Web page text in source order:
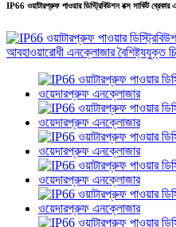
IP66 ওয়াটারপ্রুফ পাওয়ার ডিস্ট্রিবিউশন বক্স সার্কিট